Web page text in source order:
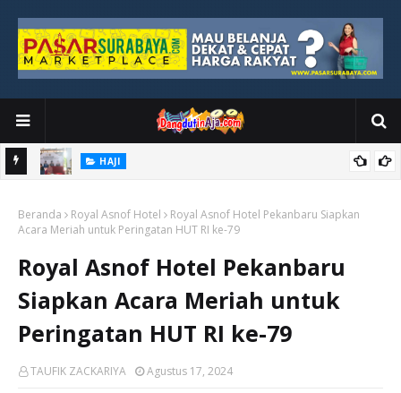
HAJI
Utama
Beranda Royal Asnof Hotel
Royal Asnof Hotel Pekanbaru Siapkan
Acara Meriah untuk Peringatan HUT RI ke-79
Royal Asnof Hotel Pekanbaru
Siapkan Acara Meriah untuk
Peringatan HUT RI ke-79
TAUFIK ZACKARIYA Agustus 17, 2024